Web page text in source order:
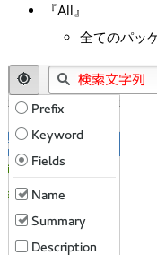
『All』
全てのパッ